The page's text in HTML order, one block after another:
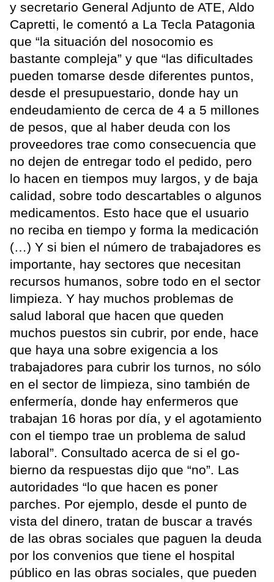
y secretario General Adjunto de ATE, Aldo
Capretti, le comentó a La Tecla Patagonia
que “la situación del nosocomio es
bastante compleja” y que “las dificultades
pueden tomarse desde diferentes puntos,
desde el presupuestario, donde hay un
endeudamiento de cerca de 4 a 5 millones
de pesos, que al haber deuda con los
proveedores trae como consecuencia que
no dejen de entregar todo el pedido, pero
lo hacen en tiempos muy largos, y de baja
calidad, sobre todo descartables o algunos
medicamentos. Esto hace que el usuario
no reciba en tiempo y forma la medicación
(…) Y si bien el número de trabajadores es
importante, hay sectores que necesitan
recursos humanos, sobre todo en el sector
limpieza. Y hay muchos problemas de
salud laboral que hacen que queden
muchos puestos sin cubrir, por ende, hace
que haya una sobre exigencia a los
trabajadores para cubrir los turnos, no sólo
en el sector de limpieza, sino también de
enfermería, donde hay enfermeros que
trabajan 16 horas por día, y el agotamiento
con el tiempo trae un problema de salud
laboral”. Consultado acerca de si el go-
bierno da respuestas dijo que “no”. Las
autoridades “lo que hacen es poner
parches. Por ejemplo, desde el punto de
vista del dinero, tratan de buscar a través
de las obras sociales que paguen la deuda
por los convenios que tiene el hospital
público en las obras sociales, que pueden